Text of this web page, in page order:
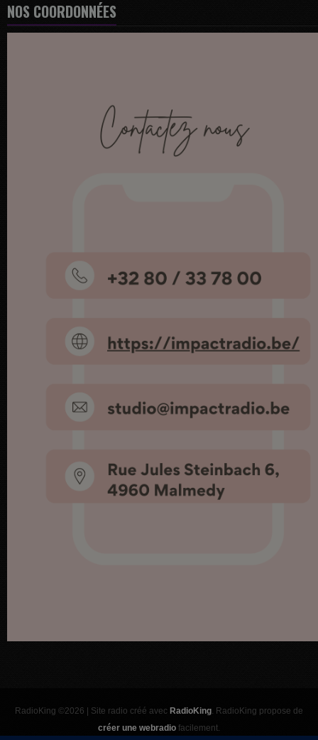
NOS COORDONNÉES
RadioKing ©2026 | Site radio créé avec RadioKing. RadioKing propose de
créer une webradio facilement.